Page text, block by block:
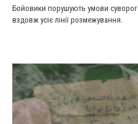
Бойовики порушують умови
вздовж усіє лінії розмежування.